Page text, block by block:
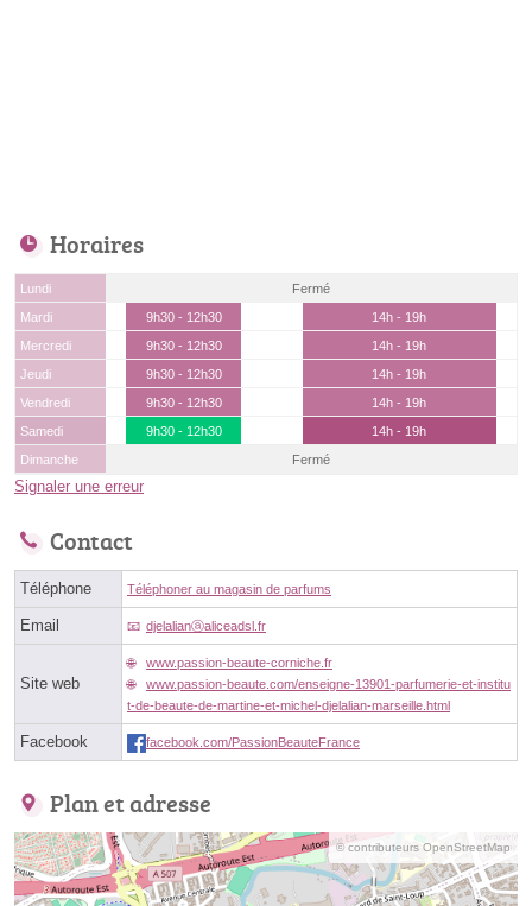
Horaires
Lundi
Fermé
Mardi
9h30 - 12h30
14h - 19h
Mercredi
9h30 - 12h30
14h - 19h
Jeudi
9h30 - 12h30
14h - 19h
Vendredi
9h30 - 12h30
14h - 19h
Samedi
9h30 - 12h30
14h - 19h
Dimanche
Fermé
Signaler une erreur
Contact
Téléphone Téléphoner au magasin de parfums
Email djelalianⓐaliceadsl.fr
Site web
www.passion-beaute-corniche.fr
www.passion-beaute.com/enseigne-13901-parfumerie-et-institu
t-de-beaute-de-martine-et-michel-djelalian-marseille.html
Facebook facebook.com/PassionBeauteFrance
Plan et adresse
© contributeurs OpenStreetMap